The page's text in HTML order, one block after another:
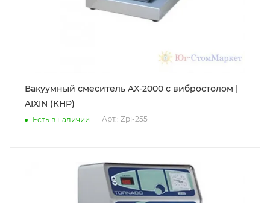
Вакуумный смеситель AX-2000 с вибростолом |
AIXIN (КНР)
Есть в наличии Арт.: Zpi-255